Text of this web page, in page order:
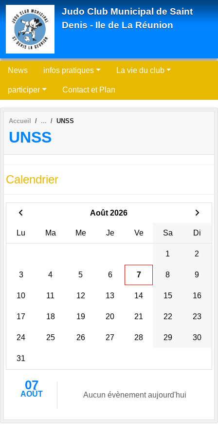
Judo Club Municipal de Saint
Denis - Ile de La Réunion
News infos pratiques La vie du club
participer Contact et Plan
Accueil UNSS
UNSS
Calendrier
Août 2026
Lu Ma Me Je Ve Sa Di
1 2
3 4 5 6 7 8 9
10 11 12 13 14 15 16
17 18 19 20 21 22 23
24 25 26 27 28 29 30
31
07
AOÛT Aucun évènement aujourd'hui
Panneau de gestion des cookies